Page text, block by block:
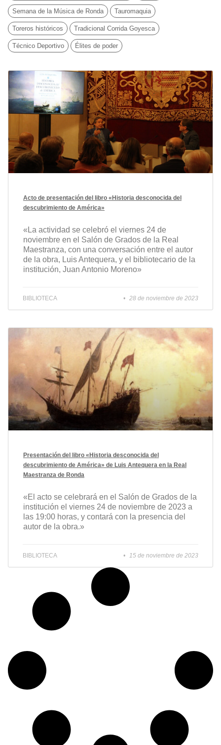
Semana de la Música de Ronda Tauromaquia
Toreros históricos Tradicional Corrida Goyesca
Técnico Deportivo Élites de poder
Acto de presentación del libro «Historia desconocida del
descubrimiento de América»
«La actividad se celebró el viernes 24 de
noviembre en el Salón de Grados de la Real
Maestranza, con una conversación entre el autor
de la obra, Luis Antequera, y el bibliotecario de la
institución, Juan Antonio Moreno»
BIBLIOTECA 28 de noviembre de 2023
Presentación del libro «Historia desconocida del
descubrimiento de América» de Luis Antequera en la Real
Maestranza de Ronda
«El acto se celebrará en el Salón de Grados de la
institución el viernes 24 de noviembre de 2023 a
las 19:00 horas, y contará con la presencia del
autor de la obra.»
BIBLIOTECA 15 de noviembre de 2023